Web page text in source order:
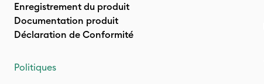
Enregistrement du produit
Documentation produit
Déclaration de Conformité
Politiques